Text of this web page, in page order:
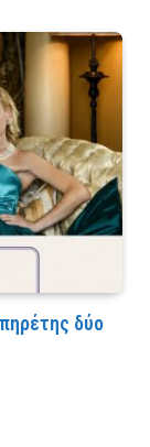
δύο